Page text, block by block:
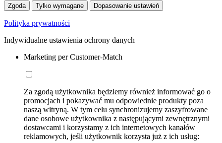
Zgoda Tylko wymagane Dopasowanie ustawień
Polityka prywatności
Indywidualne ustawienia ochrony danych
Marketing per Customer-Match
Za zgodą użytkownika będziemy również informować go o
promocjach i pokazywać mu odpowiednie produkty poza
naszą witryną. W tym celu synchronizujemy zaszyfrowane
dane osobowe użytkownika z następującymi zewnętrznymi
dostawcami i korzystamy z ich internetowych kanałów
reklamowych, jeśli użytkownik korzysta już z ich usług: